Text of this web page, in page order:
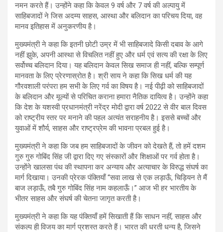
नमन करते हैं। उन्होंने कहा कि केवल 9 वर्ष और 7 वर्ष की अल्पायु में
साहिबजादों ने जिस अदम्य साहस, आस्था और बलिदान का परिचय दिया, वह
मानव इतिहास में अनुकरणीय है।
मुख्यमंत्री ने कहा कि इतनी छोटी उम्र में भी साहिबजादे किसी दबाव के आगे
नहीं झुके, अपनी आस्था से विचलित नहीं हुए और धर्म एवं सत्य की रक्षा के लिए
सर्वोच्च बलिदान दिया। यह बलिदान केवल सिख समाज ही नहीं, बल्कि सम्पूर्ण
मानवता के लिए प्रेरणास्रोत है। श्री साय ने कहा कि सिख धर्म की यह
गौरवशाली परंपरा हम सभी के लिए गर्व का विषय है। नई पीढ़ी को साहिबजादों
के बलिदान और मूल्यों से परिचित कराना हमारा नैतिक दायित्व है। उन्होंने कहा
कि देश के यशस्वी प्रधानमंत्री नरेंद्र मोदी द्वारा वर्ष 2022 से वीर बाल दिवस
को राष्ट्रीय स्तर पर मनाने की पहल अत्यंत सराहनीय है। इससे बच्चों और
युवाओं में शौर्य, साहस और राष्ट्रप्रेम की भावना प्रबल हुई है।
मुख्यमंत्री ने कहा कि जब हम साहिबजादों के जीवन को देखते हैं, तो हमें दशम
गुरु गुरु गोबिंद सिंह जी द्वारा दिए गए संस्कारों और शिक्षाओं पर गर्व होता है।
उन्होंने खालसा पंथ की स्थापना कर अन्याय और अत्याचार के विरुद्ध संघर्ष का
मार्ग दिखाया। उनकी प्रेरक पंक्तियाँ “सवा लाख से एक लड़ाऊँ, चिड़ियन ते मैं
बाज लड़ाऊँ, तबै गुरु गोबिंद सिंह नाम कहलाऊँ।” आज भी हर भारतीय के
भीतर साहस और संघर्ष की चेतना जागृत करती है।
मुख्यमंत्री ने कहा कि यह पंक्तियाँ हमें सिखाती हैं कि साधन नहीं, साहस और
संकल्प ही विजय का मार्ग प्रशस्त करते हैं। भारत की धरती धन्य है, जिसने